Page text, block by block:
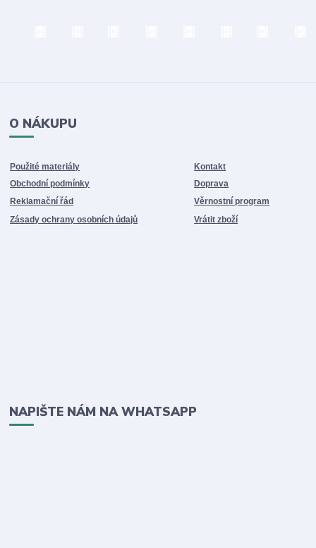
O NÁKUPU
Použité materiály
Kontakt
Obchodní podmínky
Doprava
Reklamační řád
Věrnostní program
Zásady ochrany osobních údajů
Vrátit zboží
NAPIŠTE NÁM NA WHATSAPP